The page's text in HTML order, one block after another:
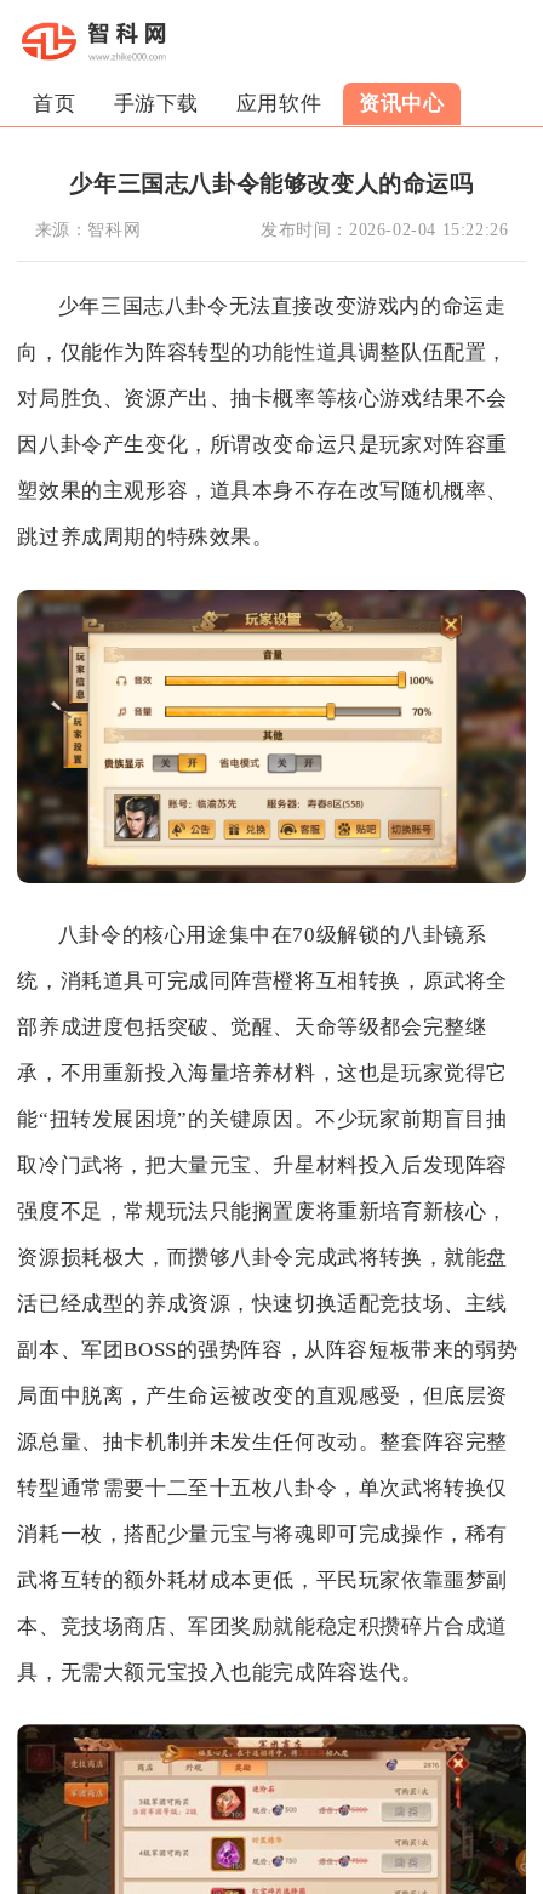
首页 手游下载 应用软件 资讯中心
少年三国志八卦令能够改变人的命运吗
来源： 智科网 发布时间： 2026-02-04 15:22:26
少年三国志八卦令无法直接改变游戏内的命运走
向，仅能作为阵容转型的功能性道具调整队伍配置，
对局胜负、资源产出、抽卡概率等核心游戏结果不会
因八卦令产生变化，所谓改变命运只是玩家对阵容重
塑效果的主观形容，道具本身不存在改写随机概率、
跳过养成周期的特殊效果。
八卦令的核心用途集中在70级解锁的八卦镜系
统，消耗道具可完成同阵营橙将互相转换，原武将全
部养成进度包括突破、觉醒、天命等级都会完整继
承，不用重新投入海量培养材料，这也是玩家觉得它
能“扭转发展困境”的关键原因。不少玩家前期盲目抽
取冷门武将，把大量元宝、升星材料投入后发现阵容
强度不足，常规玩法只能搁置废将重新培育新核心，
资源损耗极大，而攒够八卦令完成武将转换，就能盘
活已经成型的养成资源，快速切换适配竞技场、主线
副本、军团BOSS的强势阵容，从阵容短板带来的弱势
局面中脱离，产生命运被改变的直观感受，但底层资
源总量、抽卡机制并未发生任何改动。整套阵容完整
转型通常需要十二至十五枚八卦令，单次武将转换仅
消耗一枚，搭配少量元宝与将魂即可完成操作，稀有
武将互转的额外耗材成本更低，平民玩家依靠噩梦副
本、竞技场商店、军团奖励就能稳定积攒碎片合成道
具，无需大额元宝投入也能完成阵容迭代。